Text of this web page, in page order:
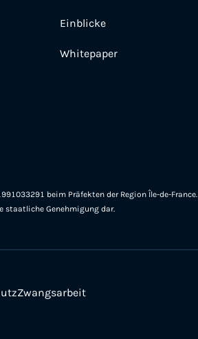
Einblicke
Whitepaper
beim Präfekten der Region Île-de-France.
staatliche Genehmigung dar.
Zwangsarbeit